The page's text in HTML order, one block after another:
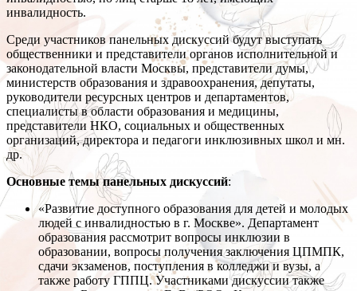
инвалидность.
Среди участников панельных дискуссий будут выступать
общественники и представители органов исполнительной и
законодательной власти Москвы, представители думы,
министерств образования и здравоохранения, депутаты,
руководители ресурсных центров и департаментов,
специалисты в области образования и медицины,
представители НКО, социальных и общественных
организаций, директора и педагоги инклюзивных школ и мн.
др.
Основные темы панельных дискуссий:
«Развитие доступного образования для детей и молодых
людей с инвалидностью в г. Москве». Департамент
образования рассмотрит вопросы инклюзии в
образовании, вопросы получения заключения ЦПМПК,
сдачи экзаменов, поступления в колледжи и вузы, а
также работу ГППЦ. Участниками дискуссии также